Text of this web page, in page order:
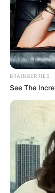
BRAINBERRIES
See The